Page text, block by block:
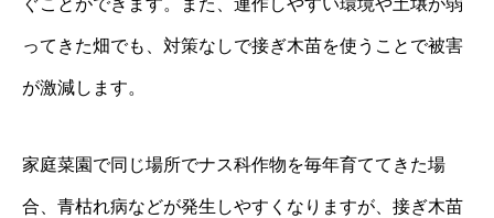
ぐことができます。また、連作しやすい環境や土壌が弱
ってきた畑でも、対策なしで接ぎ木苗を使うことで被害
が激減します。
家庭菜園で同じ場所でナス科作物を毎年育ててきた場
合、青枯れ病などが発生しやすくなりますが、接ぎ木苗